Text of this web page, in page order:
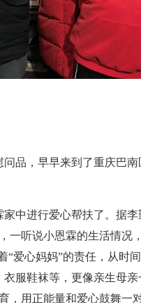
品，早早来到了重庆巴
中进行爱心帮扶了。据
听说小恩霖的生活情
爱心妈妈”的责任，从时
服鞋袜等，更像亲生母
用正能量和爱心鼓舞一